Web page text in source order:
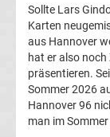
Hallescher
FC
Hamburger
Sollte Lars
Karten
aus Hannover
hat er also noch
präsentieren.
Sommer 2026
Hannover 96
man im